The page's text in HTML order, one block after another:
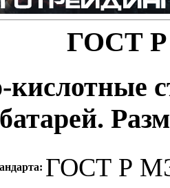
ГОСТ Р
ГОСТ Р